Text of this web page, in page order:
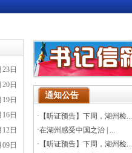
日
日
日
日
日
日
通知公告
· 【听证预告】下周，湖州检...
·在湖州感受中国之治 | ...
· 【听证预告】下周，湖州检...